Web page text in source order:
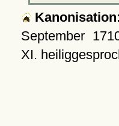
September
XI.